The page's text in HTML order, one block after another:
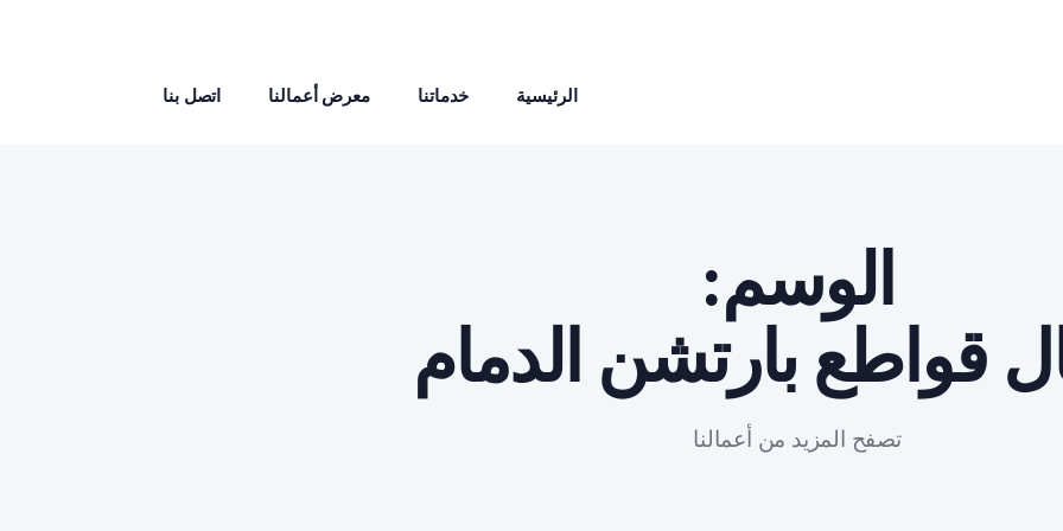
الرئيسية خدماتنا معرض أعمالنا اتصل بنا
الوسم:
قواطع بارتشن الدمام
تصفح المزيد من أعمالنا